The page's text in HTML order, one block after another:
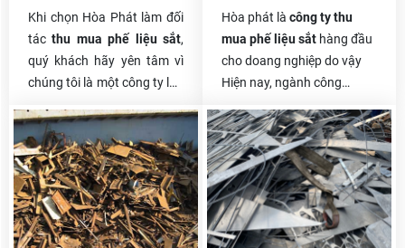
người giới thiệu.
Khi chọn Hòa Phát làm đối
tác thu mua phế liệu sắt,
quý khách hãy yên tâm vì
chúng tôi là một công ty lâu
liệu. Chúng tôi tự hào về
quá trình làm nên thương
hiệu Hòa Phát của mình.
Trong suốt nhiều năm trong
nghề, Hòa Phát đã hợp tác
với rất nhiều khách hàng,
Hòa phát là công ty thu
mua phế liệu sắt hàng đầu
cho doang nghiệp do vậy
Hiện nay, ngành công
hiện đại và phát triển mạnh
mẽ, có rất nhiều công trình
xây dựng từ nhỏ đến lớn, từ
công trình nhà cấp 4 cho
đến những công trình nhà
cao tầng, nhà máy xây